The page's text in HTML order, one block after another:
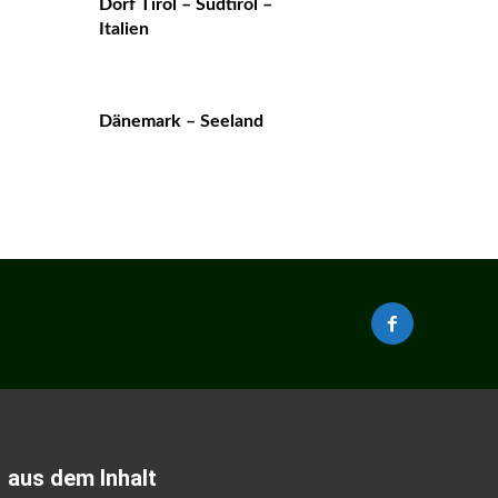
Dorf Tirol – Südtirol –
Italien
Dänemark – Seeland
aus dem Inhalt